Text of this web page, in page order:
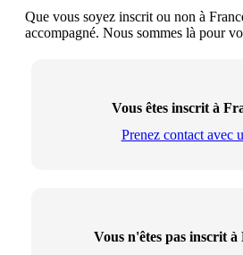
Que vous soyez inscrit ou non à
accompagné. Nous sommes là pour
Vous êtes inscrit à
Prenez contact avec
Vous n'êtes pas inscrit